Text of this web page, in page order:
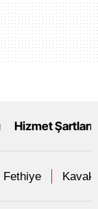
Hizmet Şartları
Fethiye